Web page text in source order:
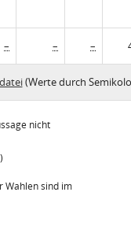
– – –
(Werte durch
nicht
Wahlen sind im